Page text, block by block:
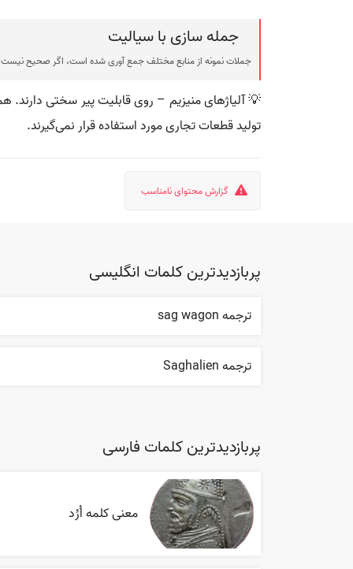
جمله سازی با سیالیت
جملات نمونه از منابع مختلف جمع آوری شده است، اگر صحیح
💡 آلیاژهای منیزیم – روی قابلیت پیر سختی دارند.
تولید قطعات تجاری مورد استفاده قرار نمی‌گیرند.
گزارش محتوای نامناسب
پربازدیدترین کلمات انگلیسی
ترجمه sag wagon
ترجمه Saghalien
پربازدیدترین کلمات فارسی
معنی کلمه اُرُد